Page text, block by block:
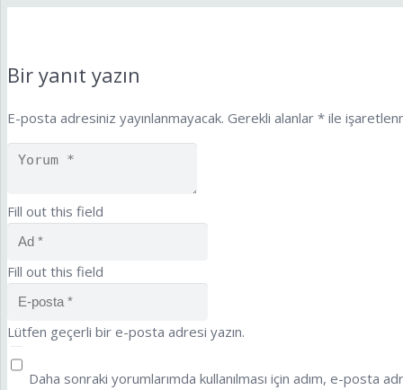
Bir yanıt yazın
E-posta adresiniz yayınlanmayacak. Gerekli alanlar * ile
Fill out this field
Fill out this field
Lütfen geçerli bir e-posta adresi yazın.
Daha sonraki yorumlarımda kullanılması için adım, e-posta